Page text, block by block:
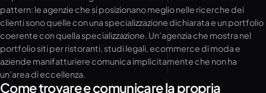
pattern: le agenzie che si posizionano meglio nelle ricerche dei
clienti sono quelle con una specializzazione dichiarata e un portfolio
coerente con quella specializzazione. Un’agenzia che mostra nel
portfolio siti per ristoranti, studi legali, ecommerce di moda e
aziende manifatturiere comunica implicitamente che non ha
un’area di eccellenza.
Come trovare e comunicare la propria